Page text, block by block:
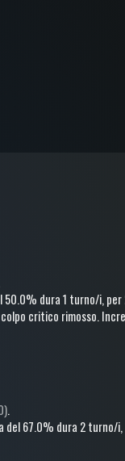
50.0% dura 1 turno/i,
critico rimosso.
.
del 67.0% dura 2 turno/i